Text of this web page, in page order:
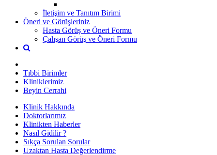
İletişim ve Tanıtım Birimi
Öneri ve Görüşleriniz
Hasta Görüş ve Öneri Formu
Çalışan Görüş ve Öneri Formu
Tıbbi Birimler
Kliniklerimiz
Beyin Cerrahi
Klinik Hakkında
Doktorlarımız
Klinikten Haberler
Nasıl Gidilir ?
Sıkça Sorulan Sorular
Uzaktan Hasta Değerlendirme